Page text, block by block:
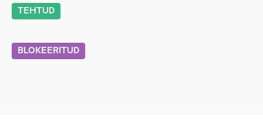
TEHTUD
BLOKEERITUD